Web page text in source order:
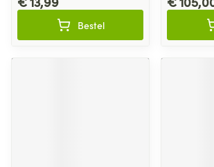
Bestel